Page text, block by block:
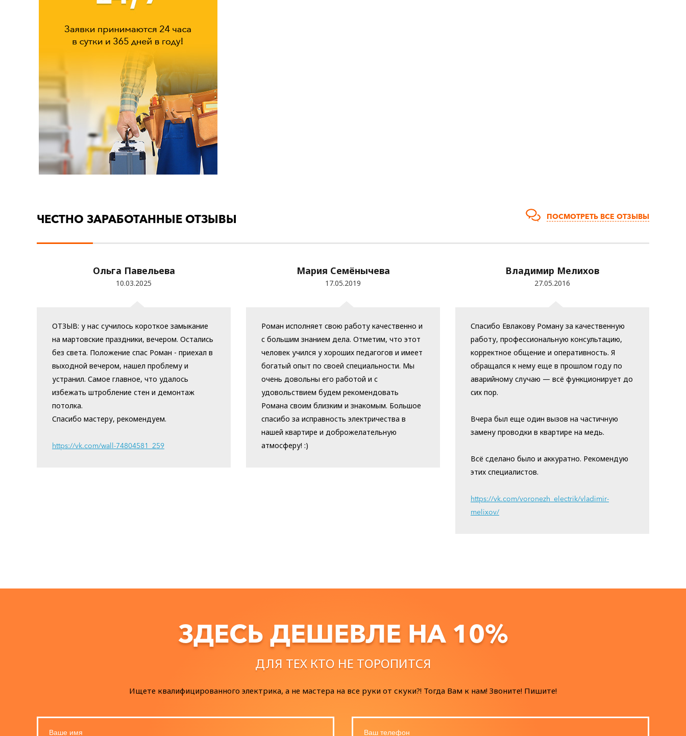
ЧЕСТНО ЗАРАБОТАННЫЕ ОТЗЫВЫ ПОСМОТРЕТЬ ВСЕ ОТЗЫВЫ
Ольга Павельева
10.03.2025
ОТЗЫВ: у нас сучилось короткое замыкание
на мартовские праздники, вечером. Остались
без света. Положение спас Роман - приехал в
выходной вечером, нашел проблему и
устранил. Самое главное, что удалось
избежать штробление стен и демонтаж
потолка.
Спасибо мастеру, рекомендуем.
https://vk.com/wall-74804581_259
Мария Семёнычева
17.05.2019
Роман исполняет свою работу качественно и
с большим знанием дела. Отметим, что этот
человек учился у хороших педагогов и имеет
богатый опыт по своей специальности. Мы
очень довольны его работой и с
удовольствием будем рекомендовать
Романа своим близким и знакомым. Большое
спасибо за исправность электричества в
нашей квартире и доброжелательную
атмосферу! :)
Владимир Мелихов
27.05.2016
Спасибо Евлакову Роману за качественную
работу, профессиональную консультацию,
корректное общение и оперативность. Я
обращался к нему еще в прошлом году по
аварийному случаю — всё функционирует до
сих пор.
Вчера был еще один вызов на частичную
замену проводки в квартире на медь.
Всё сделано было и аккуратно. Рекомендую
этих специалистов.
https://vk.com/voronezh_electrik/vladimir-
melixov/
ЗДЕСЬ ДЕШЕВЛЕ НА 10%
ДЛЯ ТЕХ КТО НЕ ТОРОПИТСЯ
Ищете квалифицированного электрика, а не мастера на все руки от скуки?! Тогда Вам к нам! Звоните! Пишите!